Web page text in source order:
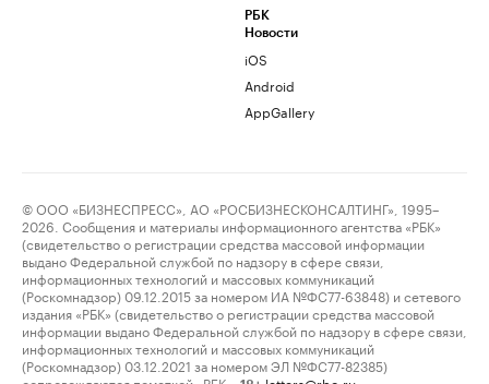
РБК
Новости
iOS
Android
AppGallery
© ООО «БИЗНЕСПРЕСС», АО «РОСБИЗНЕСКОНСАЛТИНГ», 1995–
2026. Сообщения и материалы информационного агентства «РБК»
(свидетельство о регистрации средства массовой информации
выдано Федеральной службой по надзору в сфере связи,
информационных технологий и массовых коммуникаций
(Роскомнадзор) 09.12.2015 за номером ИА №ФС77-63848) и сетевого
издания «РБК» (свидетельство о регистрации средства массовой
информации выдано Федеральной службой по надзору в сфере связи,
информационных технологий и массовых коммуникаций
(Роскомнадзор) 03.12.2021 за номером ЭЛ №ФС77-82385)